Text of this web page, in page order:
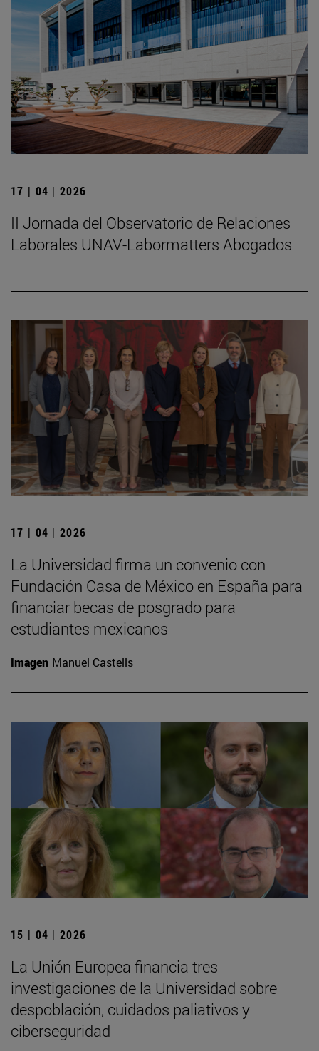
17 | 04 | 2026
II Jornada del Observatorio de Relaciones
Laborales UNAV-Labormatters Abogados
17 | 04 | 2026
La Universidad firma un convenio con
Fundación Casa de México en España para
financiar becas de posgrado para
estudiantes mexicanos
Imagen Manuel Castells
15 | 04 | 2026
La Unión Europea financia tres
investigaciones de la Universidad sobre
despoblación, cuidados paliativos y
ciberseguridad